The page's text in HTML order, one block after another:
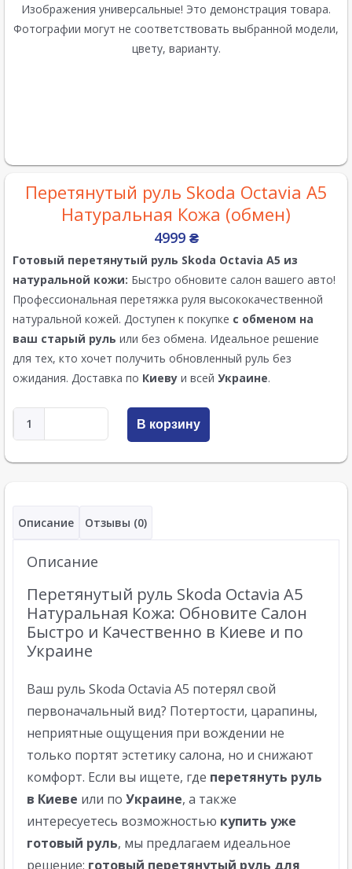
Изображения универсальные! Это демонстрация товара.
Фотографии могут не соответствовать выбранной модели,
цвету, варианту.
Перетянутый руль Skoda Octavia A5
Натуральная Кожа (обмен)
4999 ₴
Готовый перетянутый руль Skoda Octavia A5 из
натуральной кожи: Быстро обновите салон вашего авто!
Профессиональная перетяжка руля высококачественной
натуральной кожей. Доступен к покупке с обменом на
ваш старый руль или без обмена. Идеальное решение
для тех, кто хочет получить обновленный руль без
ожидания. Доставка по Киеву и всей Украине.
В корзину
Описание Отзывы (0)
Описание
Перетянутый руль Skoda Octavia A5
Натуральная Кожа: Обновите Салон
Быстро и Качественно в Киеве и по
Украине
Ваш руль Skoda Octavia A5 потерял свой
первоначальный вид? Потертости, царапины,
неприятные ощущения при вождении не
только портят эстетику салона, но и снижают
комфорт. Если вы ищете, где перетянуть руль
в Киеве или по Украине, а также
интересуетесь возможностью купить уже
готовый руль, мы предлагаем идеальное
решение: готовый перетянутый руль для